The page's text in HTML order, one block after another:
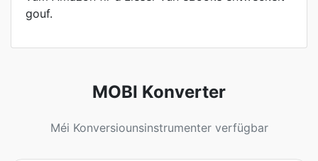
gouf.
MOBI Konverter
Méi Konversiounsinstrumenter verfügbar